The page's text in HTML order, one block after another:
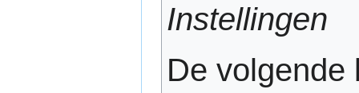
Instellingen
De volgende